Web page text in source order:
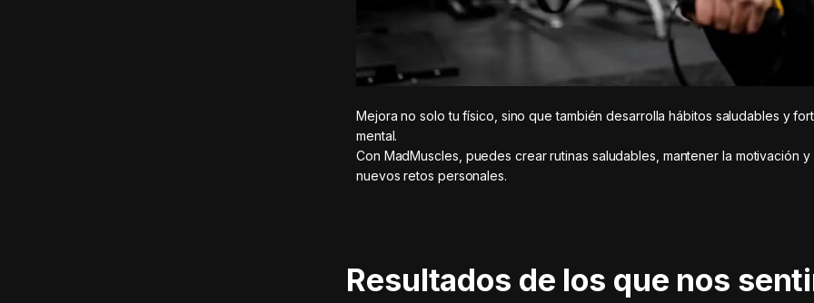
Mejora no solo tu físico, sino que también desarrolla hábitos saludables y
mental.
Con MadMuscles, puedes crear rutinas saludables, mantener la motivación
nuevos retos personales.
Resultados de los que nos